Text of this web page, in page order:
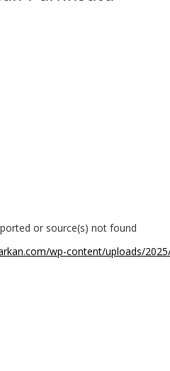
or source(s) not found
wp-content/uploads/